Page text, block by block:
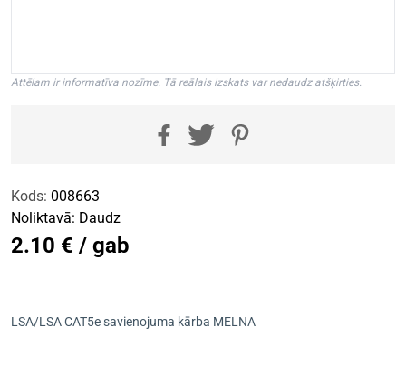
Attēlam ir informatīva nozīme. Tā reālais izskats var nedaudz atšķirties.
Kods: 008663
Noliktavā: Daudz
2.10 € / gab
LSA/LSA CAT5e savienojuma kārba MELNA